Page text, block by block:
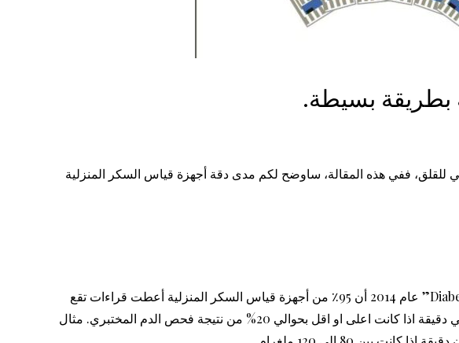
بطريقة بسيطة.
ففي هذه المقالة، ساوضح لكم مدى دقة أجهزة قياس السكر المنزلية
بشكل عام، تُعتبر أجهزة قياس السكر المنزلية دقيقة نسبيًا. حيث أظهرت دراسة نشرت في مجلة “Diabetes Care” عام 2014 أن 95٪ من أجهزة قياس السكر المنزلية أعطت قراءات تقع
ضمن ± 15٪ من فحوصات السكر في الدم المختبرية. بمعنى آخر، يمكن اعتبار نتيجة جهاز فحص السكر المنزلي دقيقة اذا كانت اعلى او اقل بحوالي 20% من نتيجة فحص الدم المختبري. مثال